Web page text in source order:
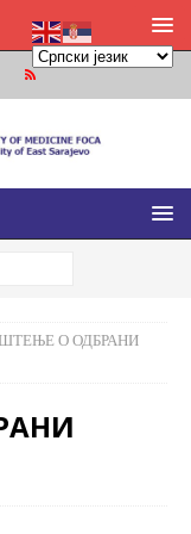
ФОЧА
У ИСТОЧНОМ
О ОДБРАНИ